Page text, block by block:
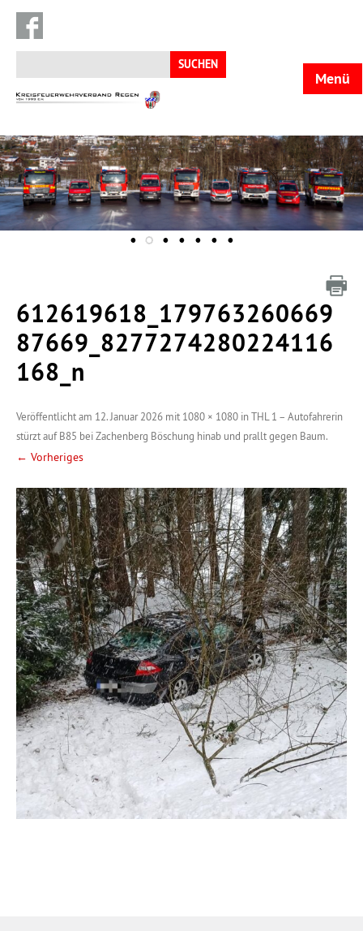
Suchen
nach:
KFV
Menü
612619618_179763260669
87669_8277274280224116
168_n
Veröffentlicht am 12. Januar 2026 mit 1080 × 1080 inTHL 1 – Autofahrerin
stürzt auf B85 bei Zachenberg Böschung hinab und prallt gegen Baum.
← Vorheriges